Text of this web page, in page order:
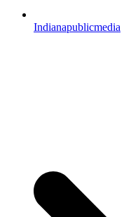
Indianapublicmedia